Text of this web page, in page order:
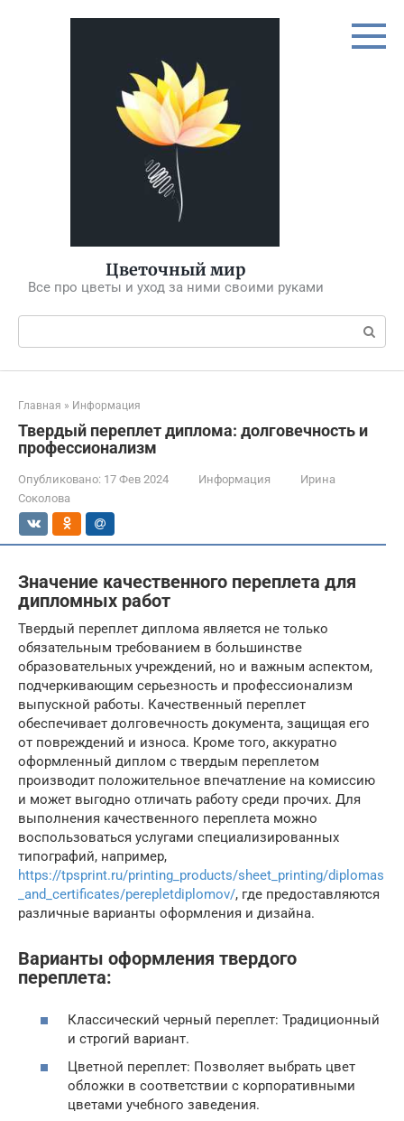
Цветочный мир
Все про цветы и уход за ними своими руками
Поиск:
Главная » Информация
Твердый переплет диплома: долговечность и
профессионализм
Опубликовано: 17 Фев 2024 Информация
Ирина
Соколова
Значение качественного переплета для
дипломных работ
Твердый переплет диплома является не только
обязательным требованием в большинстве
образовательных учреждений, но и важным аспектом,
подчеркивающим серьезность и профессионализм
выпускной работы. Качественный переплет
обеспечивает долговечность документа, защищая его
от повреждений и износа. Кроме того, аккуратно
оформленный диплом с твердым переплетом
производит положительное впечатление на комиссию
и может выгодно отличать работу среди прочих. Для
выполнения качественного переплета можно
воспользоваться услугами специализированных
типографий, например,
https://tpsprint.ru/printing_products/sheet_printing/diplomas
_and_certificates/perepletdiplomov/, где предоставляются
различные варианты оформления и дизайна.
Варианты оформления твердого
переплета:
Классический черный переплет: Традиционный
и строгий вариант.
Цветной переплет: Позволяет выбрать цвет
обложки в соответствии с корпоративными
цветами учебного заведения.